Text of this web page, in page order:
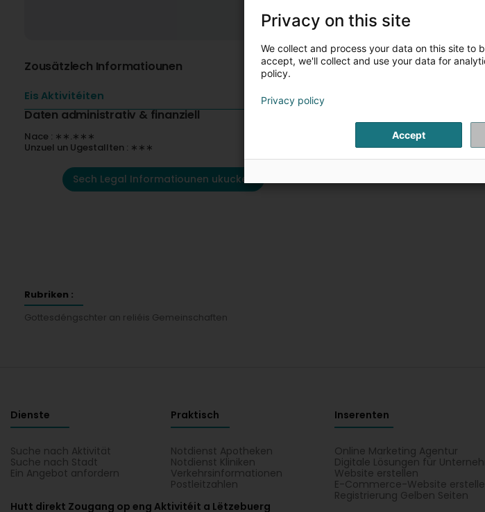
Zousätzlech Informatiounen
Eis Aktivitéiten
Daten administrativ & finanziell
Nace : ∗∗.∗∗∗
Unzuel un Ugestallten : ∗∗∗
Sech Legal Informatiounen ukucken
Rubriken :
Gottesdéngschter an reliéis Gemeinschaften
Dienste
Suche nach Aktivität
Suche nach Stadt
Ein Angebot anfordern
Praktisch
Notdienst Apotheken
Notdienst Kliniken
Verkehrsinformationen
Postleitzahlen
Inserenten
Online Marketing Agentur
Digitale Lösungen für
Website erstellen
E-Commerce-Website
Registrierung Gelben Seiten
Hutt direkt Zougang op eng Aktivitéit a Lëtzebuerg
Privacy on this site
We collect and process your data on this site to
accept, we'll collect and use your data for
policy.
Privacy policy
Accept